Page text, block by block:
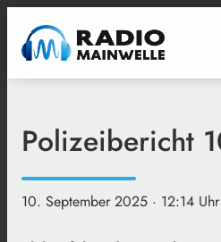
Polizeibericht
10. September 2025 · 12:14 Uhr